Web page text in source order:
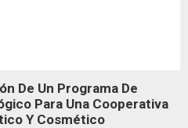
De Un Programa De
Para Una Cooperativa
Y Cosmético